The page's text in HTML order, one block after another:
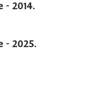
- 2014.
- 2025.